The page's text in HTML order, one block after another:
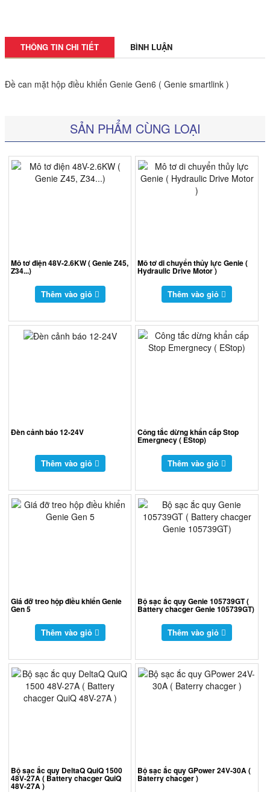
THÔNG TIN CHI TIẾT BÌNH LUẬN
Đề can mặt hộp điều khiển Genie Gen6 ( Genie smartlink )
SẢN PHẨM CÙNG LOẠI
Mô tơ điện 48V-2.6KW ( Genie Z45,
Z34...)
Thêm vào giỏ
Mô tơ di chuyển thủy lực Genie (
Hydraulic Drive Motor )
Thêm vào giỏ
Đèn cảnh báo 12-24V
Thêm vào giỏ
Công tắc dừng khẩn cấp Stop
Emergnecy ( EStop)
Thêm vào giỏ
Giá đỡ treo hộp điều khiển Genie
Gen 5
Thêm vào giỏ
Bộ sạc ắc quy Genie 105739GT (
Battery chacger Genie 105739GT)
Thêm vào giỏ
Bộ sạc ắc quy DeltaQ QuiQ 1500
48V-27A ( Battery chacger QuiQ
48V-27A )
Bộ sạc ắc quy GPower 24V-30A (
Baterry chacger )